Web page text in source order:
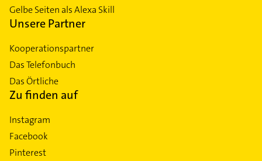
Gelbe Seiten als Alexa Skill
Unsere Partner
Kooperationspartner
Das Telefonbuch
Das Örtliche
Zu finden auf
Instagram
Facebook
Pinterest